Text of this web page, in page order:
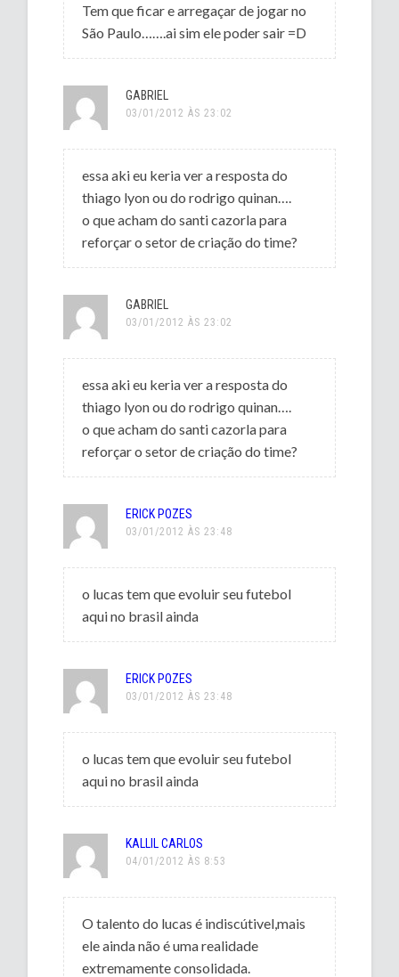
Tem que ficar e arregaçar de jogar no
São Paulo…….ai sim ele poder sair =D
GABRIEL
03/01/2012 ÀS 23:02
essa aki eu keria ver a resposta do
thiago lyon ou do rodrigo quinan….
o que acham do santi cazorla para
reforçar o setor de criação do time?
GABRIEL
03/01/2012 ÀS 23:02
essa aki eu keria ver a resposta do
thiago lyon ou do rodrigo quinan….
o que acham do santi cazorla para
reforçar o setor de criação do time?
ERICK POZES
03/01/2012 ÀS 23:48
o lucas tem que evoluir seu futebol
aqui no brasil ainda
ERICK POZES
03/01/2012 ÀS 23:48
o lucas tem que evoluir seu futebol
aqui no brasil ainda
KALLIL CARLOS
04/01/2012 ÀS 8:53
O talento do lucas é indiscútivel,mais
ele ainda não é uma realidade
extremamente consolidada.